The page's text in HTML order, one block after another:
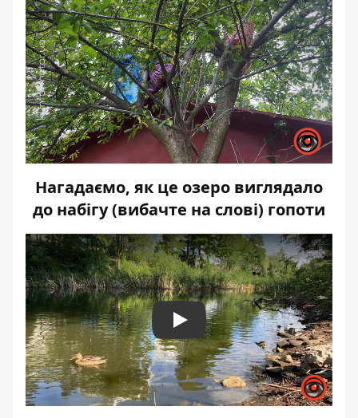
Нагадаємо, як це озеро виглядало
до набігу (вибачте на слові) гопоти
Play